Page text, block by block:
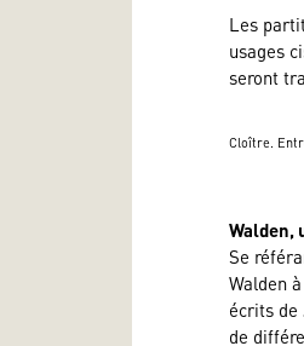
Les
usages
seront
Cloître.
Walden,
Se
Walden
écrits de
de